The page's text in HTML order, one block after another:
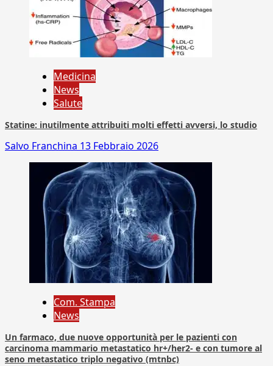
Medicina
News
Salute
Statine: inutilmente attribuiti molti effetti avversi, lo studio
Salvo Franchina 13 Febbraio 2026
Com. Stampa
News
Un farmaco, due nuove opportunità per le pazienti con
carcinoma mammario metastatico hr+/her2- e con tumore al
seno metastatico triplo negativo (mtnbc)